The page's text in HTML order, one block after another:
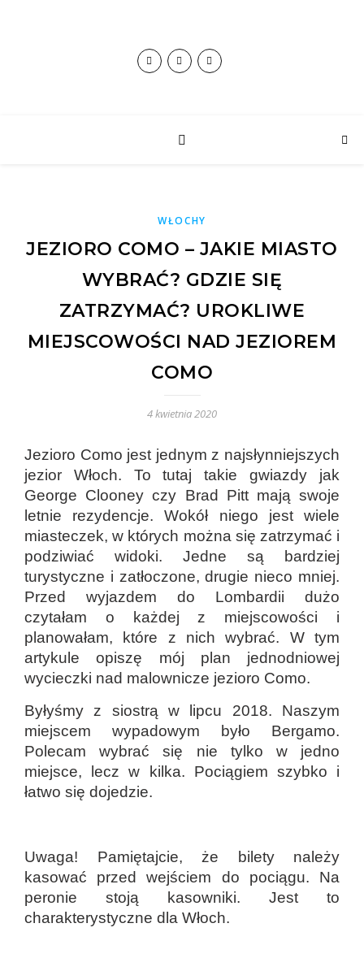
WŁOCHY
JEZIORO COMO – JAKIE MIASTO
WYBRAĆ? GDZIE SIĘ
ZATRZYMAĆ? UROKLIWE
MIEJSCOWOŚCI NAD JEZIOREM
COMO
4 kwietnia 2020
Jezioro Como jest jednym z najsłynniejszych
jezior Włoch. To tutaj takie gwiazdy jak
George Clooney czy Brad Pitt mają swoje
letnie rezydencje. Wokół niego jest wiele
miasteczek, w których można się zatrzymać i
podziwiać widoki. Jedne są bardziej
turystyczne i zatłoczone, drugie nieco mniej.
Przed wyjazdem do Lombardii dużo
czytałam o każdej z miejscowości i
planowałam, które z nich wybrać. W tym
artykule opiszę mój plan jednodniowej
wycieczki nad malownicze jezioro Como.
Byłyśmy z siostrą w lipcu 2018. Naszym
miejscem wypadowym było Bergamo.
Polecam wybrać się nie tylko w jedno
miejsce, lecz w kilka. Pociągiem szybko i
łatwo się dojedzie.
Uwaga! Pamiętajcie, że bilety należy
kasować przed wejściem do pociągu. Na
peronie stoją kasowniki. Jest to
charakterystyczne dla Włoch.